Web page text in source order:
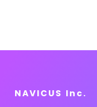
NAVICUS Inc.